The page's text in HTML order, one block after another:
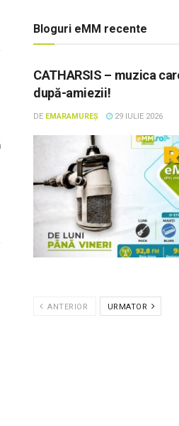
Bloguri eMM recente
CATHARSIS – muzica
după-amiezii!
DE EMARAMUREȘ 29 IULIE 2026
ANTERIOR URMATOR